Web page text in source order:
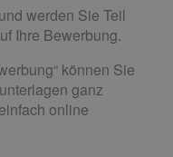
werden Sie Teil
Ihre Bewerbung.
können Sie
ganz
online